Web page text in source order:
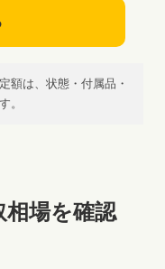
額は、状態・付属品・
。
相場を確認